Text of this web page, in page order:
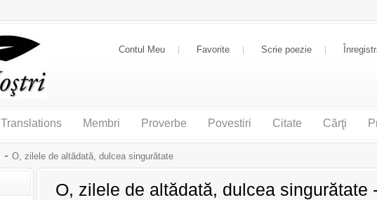
Contul Meu Favorite Scrie poezie
Translations Membri Proverbe Povestiri Citate Cărţi
O, zilele de altădată, dulcea singurătate
O, zilele de altădată, dulcea singurătate